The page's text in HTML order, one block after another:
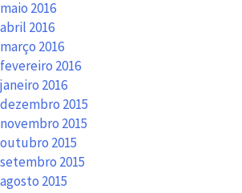
maio 2016
abril 2016
março 2016
fevereiro 2016
janeiro 2016
dezembro 2015
novembro 2015
outubro 2015
setembro 2015
agosto 2015